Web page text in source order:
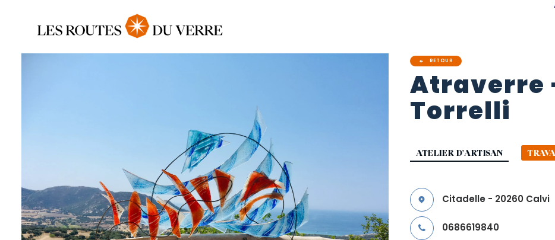
RETOUR
Atraverre
Torrelli
ATELIER D'ARTISAN
Citadelle - 20260 Calvi
0686619840